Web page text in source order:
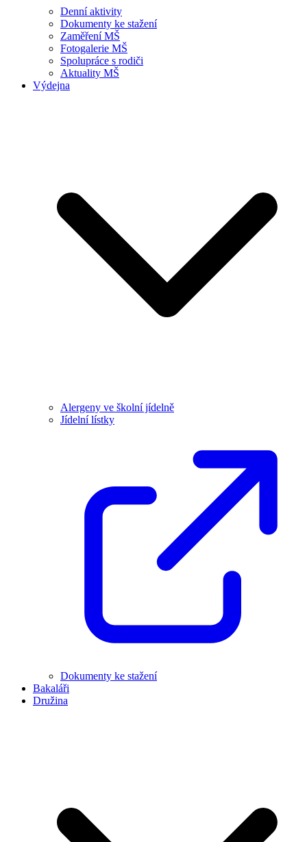
Denní aktivity
Dokumenty ke stažení
Zaměření MŠ
Fotogalerie MŠ
Spolupráce s rodiči
Aktuality MŠ
Výdejna
Alergeny ve školní jídelně
Jídelní lístky
Dokumenty ke stažení
Bakaláři
Družina